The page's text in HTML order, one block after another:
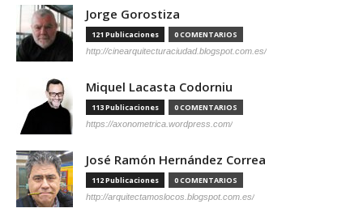
Jorge Gorostiza
121 Publicaciones 0 COMENTARIOS
http://cinearquitecturaciudad.blogspot.com.es/
Miquel Lacasta Codorniu
113 Publicaciones 0 COMENTARIOS
https://axonometrica.wordpress.com/
José Ramón Hernández Correa
112 Publicaciones 0 COMENTARIOS
http://arquitectamoslocos.blogspot.com.es/